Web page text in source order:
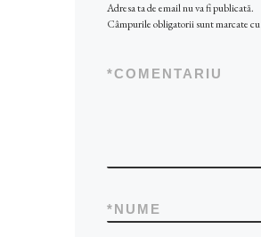
Adresa ta de email nu va fi publicată.
Câmpurile obligatorii sunt marcate cu
COMENTARIU
*
NUME
*